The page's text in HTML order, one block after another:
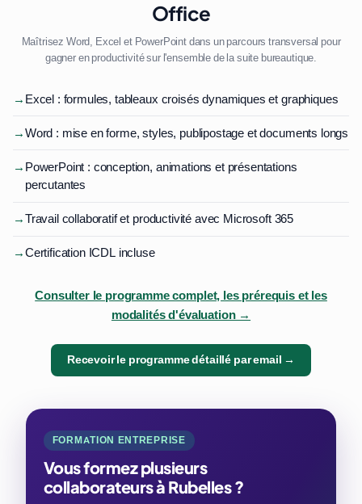
Office
Maîtrisez Word, Excel et PowerPoint dans un parcours transversal pour
gagner en productivité sur l'ensemble de la suite bureautique.
→ Excel : formules, tableaux croisés dynamiques et graphiques
→Word : mise en forme, styles, publipostage et documents longs
→ PowerPoint : conception, animations et présentations
percutantes
→Travail collaboratif et productivité avec Microsoft 365
→Certification ICDL incluse
Consulter le programme complet, les prérequis et les
modalités d'évaluation →
Recevoir le programme détaillé par email →
FORMATION ENTREPRISE
Vous formez plusieurs
collaborateurs à Rubelles ?